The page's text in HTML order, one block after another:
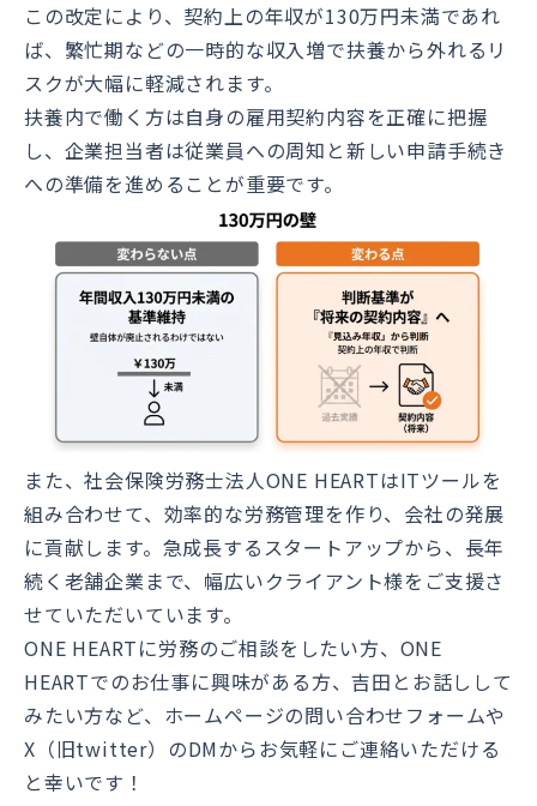
この改定により、契約上の年収が130万円未満であれ
ば、繁忙期などの一時的な収入増で扶養から外れるリ
スクが大幅に軽減されます。
扶養内で働く方は自身の雇用契約内容を正確に把握
し、企業担当者は従業員への周知と新しい申請手続き
への準備を進めることが重要です。
また、社会保険労務士法人ONE HEARTはITツールを
組み合わせて、効率的な労務管理を作り、会社の発展
に貢献します。急成長するスタートアップから、長年
続く老舗企業まで、幅広いクライアント様をご支援さ
せていただいています。
ONE HEARTに労務のご相談をしたい方、ONE
HEARTでのお仕事に興味がある方、吉田とお話しして
みたい方など、ホームページの問い合わせフォームや
X（旧twitter）のDMからお気軽にご連絡いただける
と幸いです！